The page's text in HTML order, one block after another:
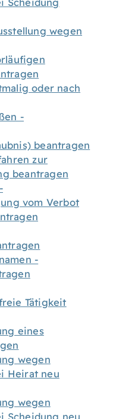
Scheidung
wegen
oder nach
-
beantragen
zur
beantragen
vom Verbot
-
Tätigkeit
eines
wegen
Heirat neu
wegen